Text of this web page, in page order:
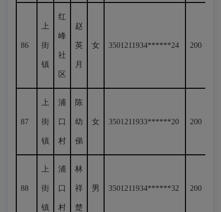
86
上
街
镇
红
峰
社
区
赵
英
月
女 3501211934******24 200
87
上
街
镇
浦
口
村
陈
幼
俤
女 3501211933******20 200
88
上
街
镇
浦
口
村
林
祥
楚
男 3501211934******32 200